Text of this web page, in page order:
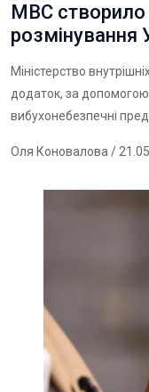
МВС
розмінування
Міністерство
додаток, за допомогою
вибухонебезпечні
Оля Коновалова /